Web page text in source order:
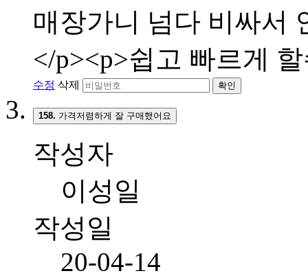
매장가니 넘다 비싸서
</p><p>쉽고 빠르게
수정 삭제 확인
158. 가격저렴하게 잘 구매했어요
작성자
이성일
작성일
20-04-14